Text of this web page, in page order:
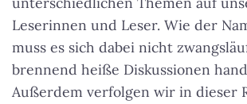
Leserinnen und Leser. Wie der
muss es sich dabei nicht
brennend heiße Diskussionen
Außerdem verfolgen wir in dieser